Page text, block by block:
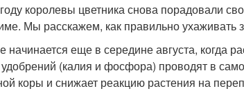
королевы цветника снова порадовали
Мы расскажем, как правильно
начинается еще в середине августа, когда
(калия и фосфора) проводят в
коры и снижает реакцию растения на